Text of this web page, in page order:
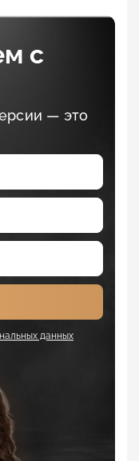
с
— это
данных